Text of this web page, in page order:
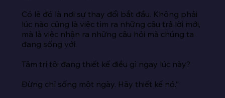
Có lẽ đó là nơi sự thay đổi bắt đầu. Không phải
lúc nào cũng là việc tìm ra những câu trả lời mới,
mà là việc nhận ra những câu hỏi mà chúng ta
đang sống với.
Tâm trí tôi đang thiết kế điều gì ngay lúc này?
Đừng chỉ sống một ngày. Hãy thiết kế nó.”